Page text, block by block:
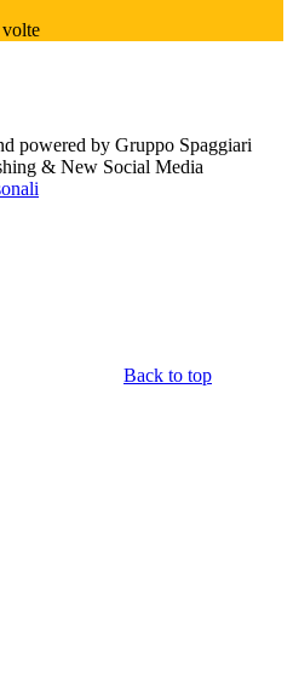
volte
powered by Gruppo Spaggiari
& New Social Media
Back to top